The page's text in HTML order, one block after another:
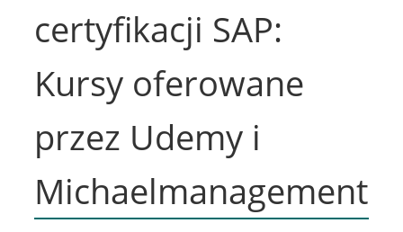
certyfikacji SAP:
Kursy oferowane
przez Udemy i
Michaelmanagement